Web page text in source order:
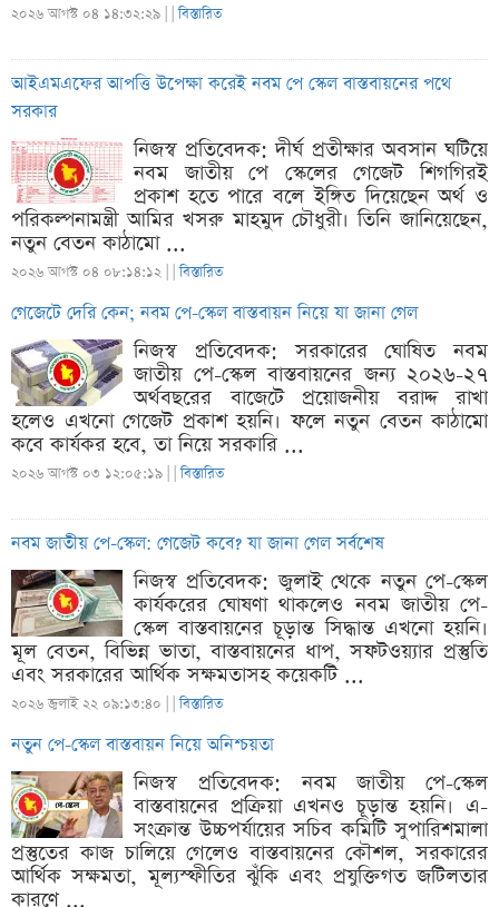
২০২৬ আগস্ট ০৪ ১৪:৩২:২৯ | |বিস্তারিত
আইএমএফের আপত্তি উপেক্ষা করেই নবম পে স্কেল বাস্তবায়নের পথে
সরকার
নিজস্ব প্রতিবেদক: দীর্ঘ প্রতীক্ষার অবসান ঘটিয়ে
নবম জাতীয় পে স্কেলের গেজেট শিগগিরই
প্রকাশ হতে পারে বলে ইঙ্গিত দিয়েছেন অর্থ ও
পরিকল্পনামন্ত্রী আমির খসরু মাহমুদ চৌধুরী। তিনি জানিয়েছেন,
নতুন বেতন কাঠামো ...
২০২৬ আগস্ট ০৪ ০৮:১৪:১২ | |বিস্তারিত
গেজেটে দেরি কেন; নবম পে-স্কেল বাস্তবায়ন নিয়ে যা জানা গেল
নিজস্ব প্রতিবেদক: সরকারের ঘোষিত নবম
জাতীয় পে-স্কেল বাস্তবায়নের জন্য ২০২৬-২৭
অর্থবছরের বাজেটে প্রয়োজনীয় বরাদ্দ রাখা
হলেও এখনো গেজেট প্রকাশ হয়নি। ফলে নতুন বেতন কাঠামো
কবে কার্যকর হবে, তা নিয়ে সরকারি ...
২০২৬ আগস্ট ০৩ ১২:০৫:১৯ | |বিস্তারিত
নবম জাতীয় পে-স্কেল: গেজেট কবে? যা জানা গেল সর্বশেষ
নিজস্ব প্রতিবেদক: জুলাই থেকে নতুন পে-স্কেল
কার্যকরের ঘোষণা থাকলেও নবম জাতীয় পে-
স্কেল বাস্তবায়নের চূড়ান্ত সিদ্ধান্ত এখনো হয়নি।
মূল বেতন, বিভিন্ন ভাতা, বাস্তবায়নের ধাপ, সফটওয়্যার প্রস্তুতি
এবং সরকারের আর্থিক সক্ষমতাসহ কয়েকটি ...
২০২৬ জুলাই ২২ ০৯:১৩:৪০ | |বিস্তারিত
নতুন পে-স্কেল বাস্তবায়ন নিয়ে অনিশ্চয়তা
নিজস্ব প্রতিবেদক: নবম জাতীয় পে-স্কেল
বাস্তবায়নের প্রক্রিয়া এখনও চূড়ান্ত হয়নি। এ-
সংক্রান্ত উচ্চপর্যায়ের সচিব কমিটি সুপারিশমালা
প্রস্তুতের কাজ চালিয়ে গেলেও বাস্তবায়নের কৌশল, সরকারের
আর্থিক সক্ষমতা, মূল্যস্ফীতির ঝুঁকি এবং প্রযুক্তিগত জটিলতার
কারণে ...